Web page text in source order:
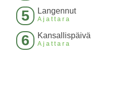
5 Langennut
Ajattara
6 Kansallispäivä
Ajattara